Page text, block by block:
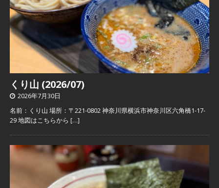
くり山 (2026/07)
2026年7月30日
名前：くり山 場所：〒221-0802 神奈川県横浜市神奈川区六角橋1-17-
29 地図はこちらから […]